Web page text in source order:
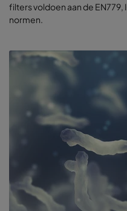
filters voldoen aan de EN779,
normen.